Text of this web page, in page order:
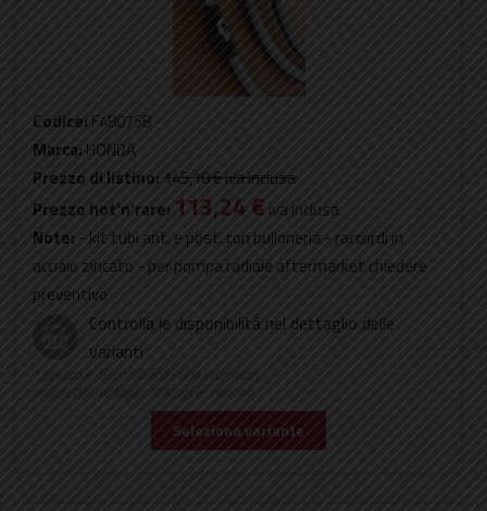
Codice: F48075B
Marca: HONDA
Prezzo di listino:145,18 €iva inclusa
Prezzo hot'n'rare: 113,24 € iva inclusa
Note: - kit tubi ant. e post. con bulloneria - raccordi in
acciaio zincato - per pompa radiale aftermarket chiedere
preventivo
Controlla le disponibilità nel dettaglio delle
varianti
* prezzo e disponibilità sono indicativi,
vedere nel dettaglio le singole varianti
Seleziona variante